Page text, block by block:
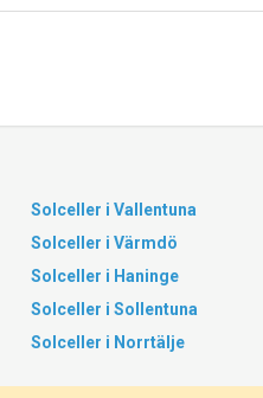
Solceller i Vallentuna
Solceller i Värmdö
Solceller i Haninge
Solceller i Sollentuna
Solceller i Norrtälje